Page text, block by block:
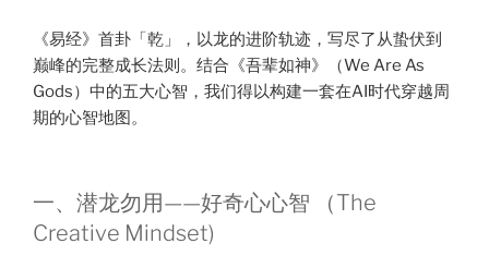
《易经》首卦「乾」，以龙的进阶轨迹，写尽了从蛰伏到
巅峰的完整成长法则。结合《吾辈如神》（We Are As
Gods）中的五大心智，我们得以构建一套在AI时代穿越周
期的心智地图。
一、潜龙勿用——好奇心心智 （The
Creative Mindset)